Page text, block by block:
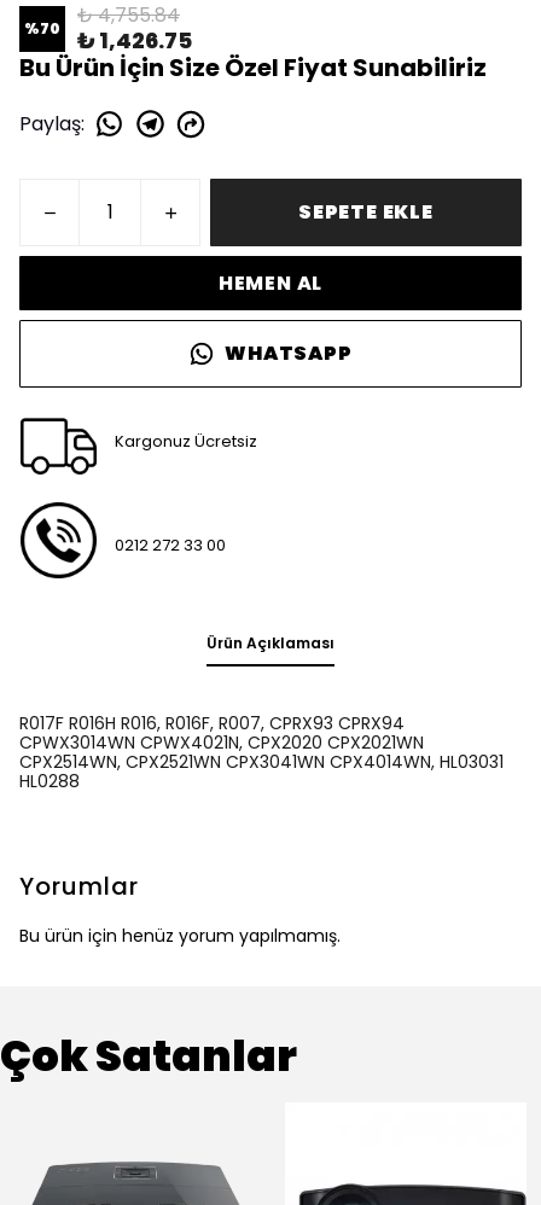
%70 ₺ 4,755.84
₺ 1,426.75
Bu Ürün İçin Size Özel Fiyat Sunabiliriz
Paylaş:
SEPETE EKLE
HEMEN AL
WHATSAPP
Kargonuz Ücretsiz
0212 272 33 00
Ürün Açıklaması
R017F R016H R016, R016F, R007, CPRX93 CPRX94
CPWX3014WN CPWX4021N, CPX2020 CPX2021WN
CPX2514WN, CPX2521WN CPX3041WN CPX4014WN, HL03031
HL0288
Yorumlar
Bu ürün için henüz yorum yapılmamış.
Çok Satanlar